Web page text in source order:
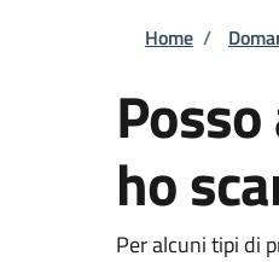
Home /
ho
Per alcuni tipi di